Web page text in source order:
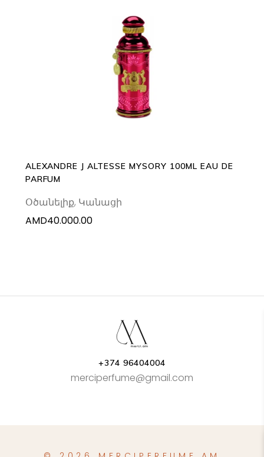
ADD TO CART
ALEXANDRE J ALTESSE MYSORY 100ML EAU DE
PARFUM
Օծանելիք, Կանացի
AMD40.000.00
+374 96404004
merciperfume@gmail.com